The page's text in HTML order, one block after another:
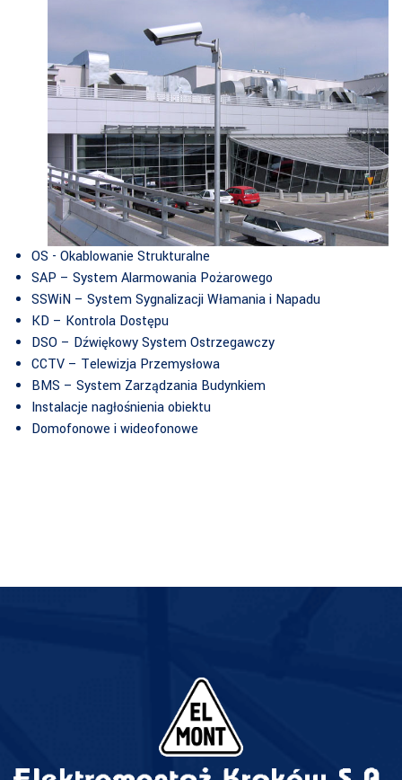
OS - Okablowanie Strukturalne
SAP – System Alarmowania Pożarowego
SSWiN – System Sygnalizacji Włamania i Napadu
KD – Kontrola Dostępu
DSO – Dźwiękowy System Ostrzegawczy
CCTV – Telewizja Przemysłowa
BMS – System Zarządzania Budynkiem
Instalacje nagłośnienia obiektu
Domofonowe i wideofonowe